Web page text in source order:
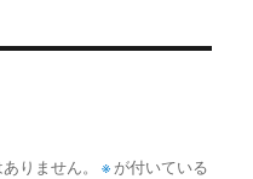
りません。 ※ が付いている